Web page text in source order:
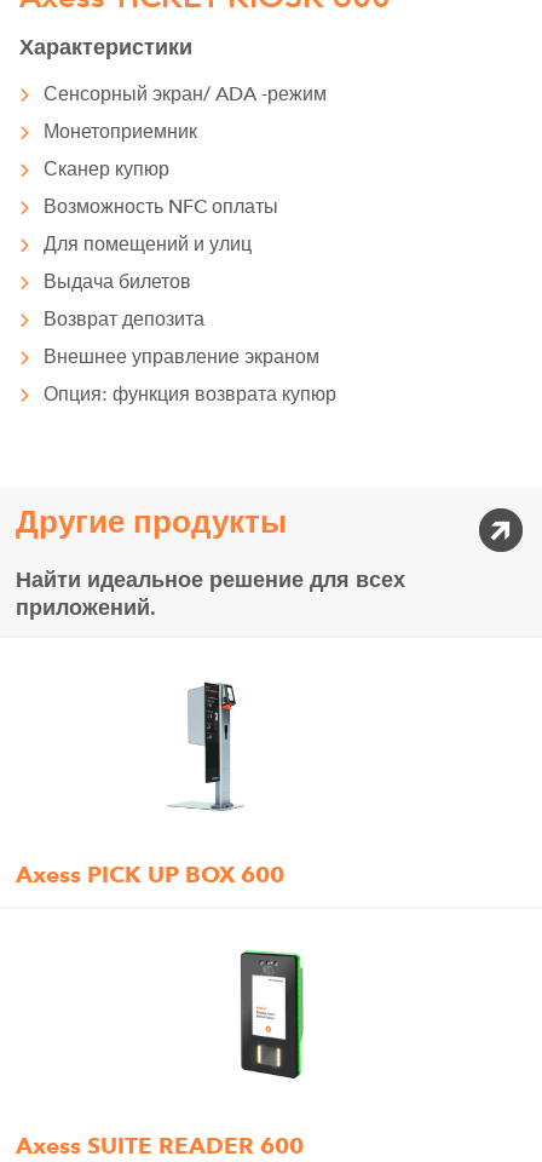
Характеристики
Сенсорный экран/ ADA -режим
Монетоприемник
Сканер купюр
Возможность NFC оплаты
Для помещений и улиц
Выдача билетов
Возврат депозита
Внешнее управление экраном
Опция: функция возврата купюр
Другие продукты
Найти идеальное решение для всех
приложений.
Axess PICK UP BOX 600
Axess SUITE READER 600